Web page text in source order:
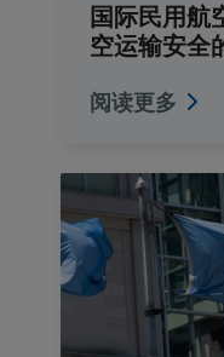
国际民用航
空运输安全
阅读更多